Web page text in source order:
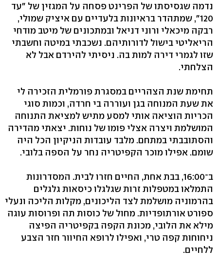
נדמה שגסיסתו של הפרינט פסחה על המגזין של "עד
120", שמתהדר בראיונות בלעדיים עם איציק שמולי,
רבקה מיכאלי ורוני דניאל ובמתכונים של מיטב מודחי
הריאליטי בישול לדורותיהם. נשכבתי במיטה וחשבתי
שזו לגמרי דירה למות בה. ניסיתי להירדם אבל לא
הצלחתי.
תחימת שנת הצהריים במסגרת פורמלית הזכירה לי
את שעת המנוחה בגן ועוררה בי חרדה, וכמות סוגי
הכריות הוציאה אותי למסע מתיש למציאת התנוחה
המושלמת ויצרה אצלי פומו של נוחות. יצאתי מהדירה
והסתובבתי במתחם. מלבד עובדות הניקיון הכל היה
שומם. אפילו מוכר הקפיטריה נחר על הספה בלובי.
ב־16:00, בבת אחת, החיים חזרו לבית. המסדרונות
התמלאו במטפלות זרות שגלגלו כיסאות גלגלים
בהרמוניה מושלמת לצד הליכונים, מקלות הליכה ונעלי
ספורט אורתופדיות. מחול של כוסות תה ופרוסות עוגה
מילא את הלובי, מכונת הקפה בקפיטריה הפיצה
ניחוחות קפה טרי, ואפילו לרופא החיוור חזר הצבע
ללחיים.